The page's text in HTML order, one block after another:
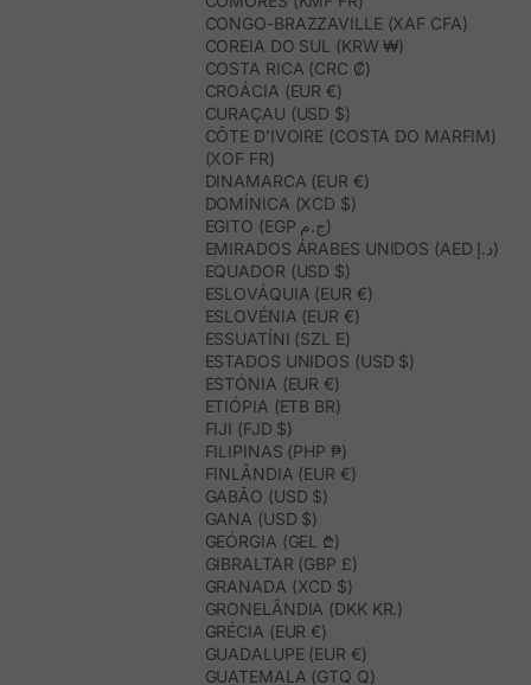
CONGO-BRAZZAVILLE (XAF CFA)
COREIA DO SUL (KRW ₩)
COSTA RICA (CRC ₡)
CROÁCIA (EUR €)
CURAÇAU (USD $)
CÔTE D’IVOIRE (COSTA DO MARFIM)
(XOF FR)
DINAMARCA (EUR €)
DOMÍNICA (XCD $)
EGITO (EGP ج.م)
EMIRADOS ÁRABES UNIDOS (AED د.إ)
EQUADOR (USD $)
ESLOVÁQUIA (EUR €)
ESLOVÉNIA (EUR €)
ESSUATÍNI (SZL E)
ESTADOS UNIDOS (USD $)
ESTÓNIA (EUR €)
ETIÓPIA (ETB BR)
FIJI (FJD $)
FILIPINAS (PHP ₱)
FINLÂNDIA (EUR €)
GABÃO (USD $)
GANA (USD $)
GEÓRGIA (GEL ₾)
GIBRALTAR (GBP £)
GRANADA (XCD $)
GRONELÂNDIA (DKK KR.)
GRÉCIA (EUR €)
GUADALUPE (EUR €)
GUATEMALA (GTQ Q)